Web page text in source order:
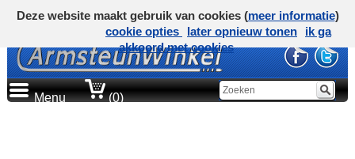
Menu (0)
Deze website maakt gebruik van cookies (meer informatie)
cookie opties
later opnieuw tonen
ik ga
akkoord met cookies